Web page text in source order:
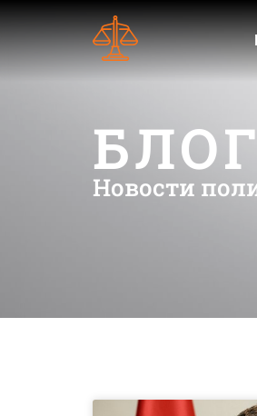
БЛОГ
Новости